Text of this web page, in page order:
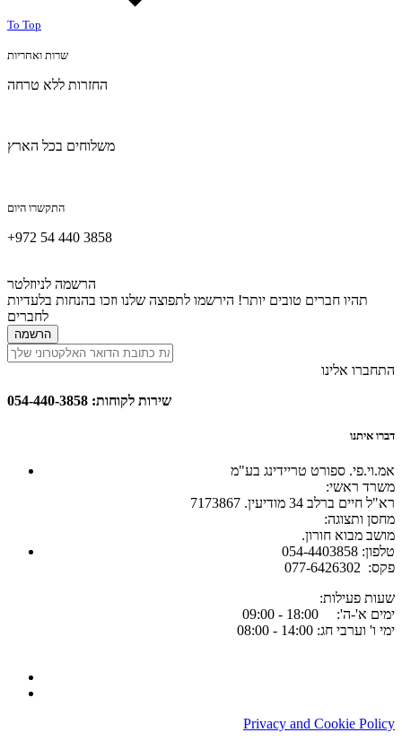
To Top
שרות ואחריות
החזרות ללא טרחה
משלוחים בכל הארץ
התקשרו היום
+972 54 440 3858
הרשמה לניוזלטר
תהיו חברים טובים יותר! הירשמו לתפוצה שלנו וזכו בהנחות בלעדיות
לחברים
הרשמה
התחברו אלינו
שירות לקוחות: 054-440-3858
דברו איתנו
אמ.וי.פי. ספורט טריידינג בע"מ
:משרד ראשי
רא"ל חיים ברלב 34 מודיעין. 7173867
:מחסן ותצוגה
.מושב מבוא חורון
054-4403858 :טלפון
077-6426302 :פקס
:שעות פעילות
ימים א'-ה': 18:00 - 09:00
ימי ו' וערבי חג: 14:00 - 08:00
Privacy and Cookie Policy